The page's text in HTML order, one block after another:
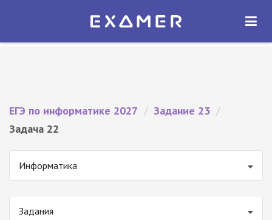
Экзамер — ЕГЭ 2027
ОТКРЫТЬ
ЕГЭ по информатике 2027 / Задание 23 /
Задача 22
Информатика
Задания